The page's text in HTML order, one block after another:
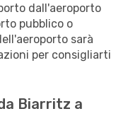
dall'aeroporto
pubblico o
sarà
per consigliarti
Biarritz a